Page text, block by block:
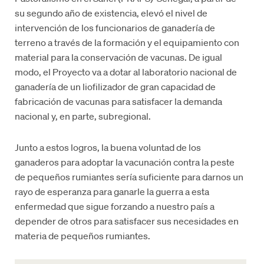
su segundo año de existencia, elevó el nivel de
intervención de los funcionarios de ganadería de
terreno a través de la formación y el equipamiento con
material para la conservación de vacunas. De igual
modo, el Proyecto va a dotar al laboratorio nacional de
ganadería de un liofilizador de gran capacidad de
fabricación de vacunas para satisfacer la demanda
nacional y, en parte, subregional.
Junto a estos logros, la buena voluntad de los
ganaderos para adoptar la vacunación contra la peste
de pequeños rumiantes sería suficiente para darnos un
rayo de esperanza para ganarle la guerra a esta
enfermedad que sigue forzando a nuestro país a
depender de otros para satisfacer sus necesidades en
materia de pequeños rumiantes.